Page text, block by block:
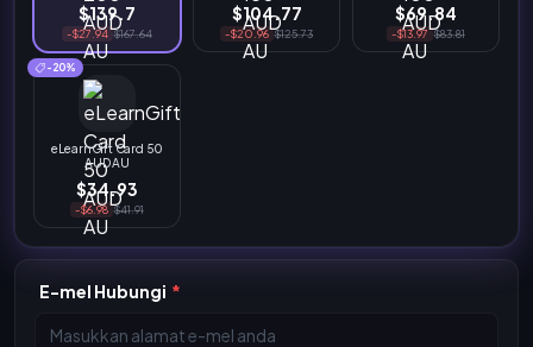
$139.7
-$27.94 $167.64
$104.77
-$20.96 $125.73
$69.84
-$13.97 $83.81
-20%
eLearnGift Card 50
AUD AU
$34.93
-$6.98 $41.91
E-mel Hubungi *